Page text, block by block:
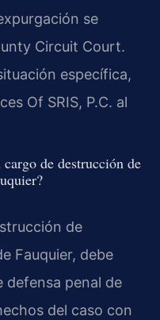
se
Circuit Court.
específica,
Of SRIS, P.C. al
de destrucción de
de
Fauquier, debe
defensa penal de
del caso con